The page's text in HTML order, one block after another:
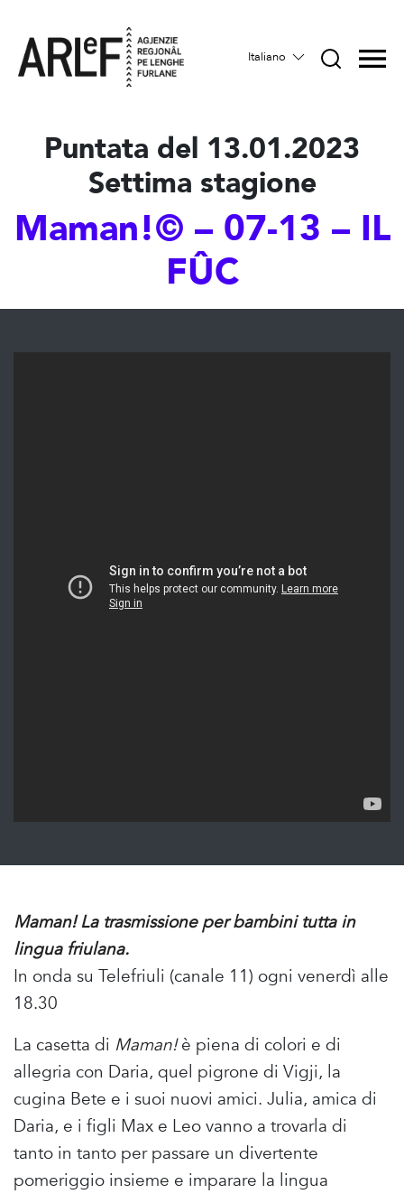
Italiano
Puntata del 13.01.2023
Settima stagione
Maman!© – 07-13 – IL
FÛC
Maman! La trasmissione per bambini tutta in
lingua friulana.
In onda su Telefriuli (canale 11) ogni venerdì alle
18.30
La casetta di Maman!è piena di colori e di
allegria con Daria, quel pigrone di Vigji, la
cugina Bete e i suoi nuovi amici. Julia, amica di
Daria, e i figli Max e Leo vanno a trovarla di
tanto in tanto per passare un divertente
pomeriggio insieme e imparare la lingua